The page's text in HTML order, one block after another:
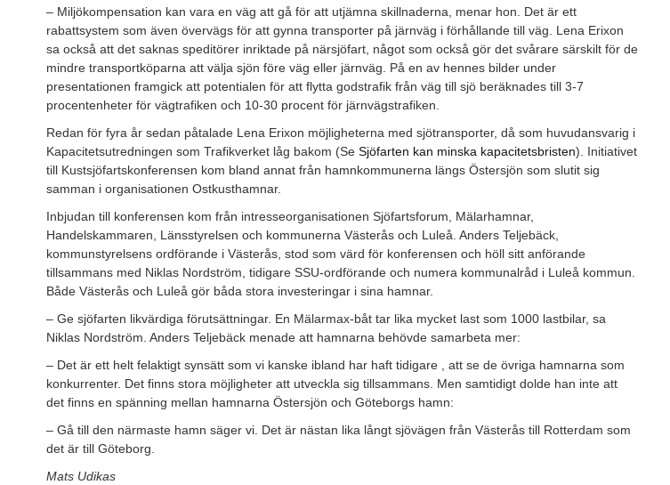
– Miljökompensation kan vara en väg att gå för att utjämna skillnaderna, menar hon. Det är ett
rabattsystem som även övervägs för att gynna transporter på järnväg i förhållande till väg. Lena Erixon
sa också att det saknas speditörer inriktade på närsjöfart, något som också gör det svårare särskilt för de
mindre transportköparna att välja sjön före väg eller järnväg. På en av hennes bilder under
presentationen framgick att potentialen för att flytta godstrafik från väg till sjö beräknades till 3-7
procentenheter för vägtrafiken och 10-30 procent för järnvägstrafiken.
Redan för fyra år sedan påtalade Lena Erixon möjligheterna med sjötransporter, då som huvudansvarig i
Kapacitetsutredningen som Trafikverket låg bakom (Se Sjöfarten kan minska kapacitetsbristen). Initiativet
till Kustsjöfartskonferensen kom bland annat från hamnkommunerna längs Östersjön som slutit sig
samman i organisationen Ostkusthamnar.
Inbjudan till konferensen kom från intresseorganisationen Sjöfartsforum, Mälarhamnar,
Handelskammaren, Länsstyrelsen och kommunerna Västerås och Luleå. Anders Teljebäck,
kommunstyrelsens ordförande i Västerås, stod som värd för konferensen och höll sitt anförande
tillsammans med Niklas Nordström, tidigare SSU-ordförande och numera kommunalråd i Luleå kommun.
Både Västerås och Luleå gör båda stora investeringar i sina hamnar.
– Ge sjöfarten likvärdiga förutsättningar. En Mälarmax-båt tar lika mycket last som 1000 lastbilar, sa
Niklas Nordström. Anders Teljebäck menade att hamnarna behövde samarbeta mer:
– Det är ett helt felaktigt synsätt som vi kanske ibland har haft tidigare , att se de övriga hamnarna som
konkurrenter. Det finns stora möjligheter att utveckla sig tillsammans. Men samtidigt dolde han inte att
det finns en spänning mellan hamnarna Östersjön och Göteborgs hamn:
– Gå till den närmaste hamn säger vi. Det är nästan lika långt sjövägen från Västerås till Rotterdam som
det är till Göteborg.
Mats Udikas